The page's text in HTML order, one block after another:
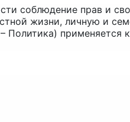
соблюдение прав и
жизни, личную и
Политика)